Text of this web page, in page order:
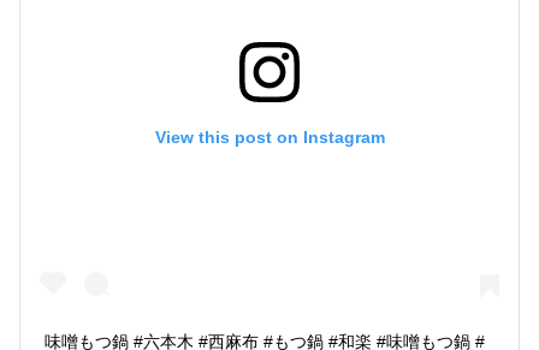
View this post on Instagram
味噌もつ鍋 #六本木 #西麻布 #もつ鍋 #和楽 #味噌もつ鍋 #